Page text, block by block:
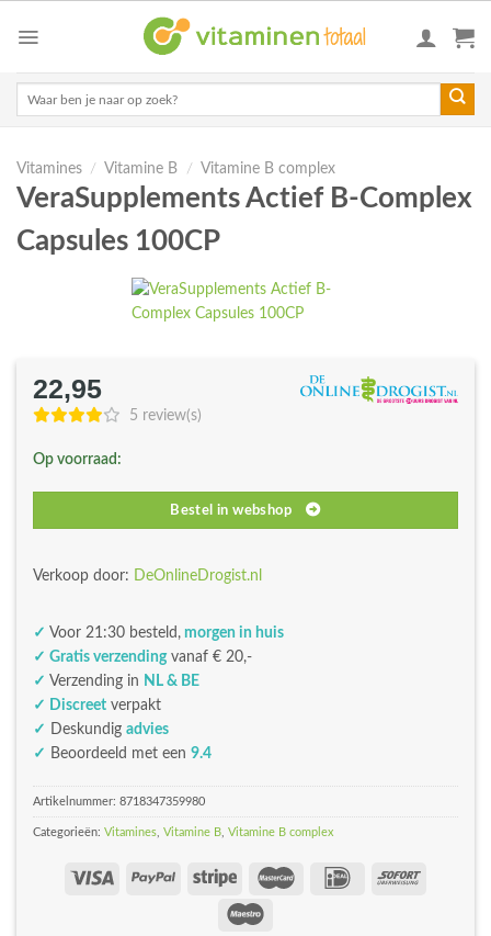
Vitamines / Vitamine B / Vitamine B complex
VeraSupplements Actief B-Complex
Capsules 100CP
22,95
5 review(s)
Op voorraad:
Bestel in webshop
Verkoop door: DeOnlineDrogist.nl
✓ Voor 21:30 besteld, morgen in huis
✓ Gratis verzendingvanaf € 20,-
✓ Verzending in NL & BE
✓ Discreet verpakt
✓
Deskundig advies
✓ Beoordeeld met een 9.4
Artikelnummer: 8718347359980
Categorieën: Vitamines Vitamine B Vitamine B complex